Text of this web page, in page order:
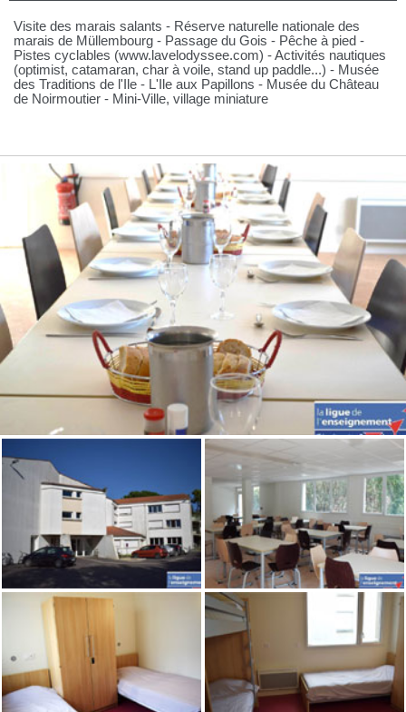
Visite des marais salants - Réserve naturelle nationale des
marais de Müllembourg - Passage du Gois - Pêche à pied -
Pistes cyclables (www.lavelodyssee.com) - Activités nautiques
(optimist, catamaran, char à voile, stand up paddle...) - Musée
des Traditions de l'Ile - L'Ile aux Papillons - Musée du Château
de Noirmoutier - Mini-Ville, village miniature